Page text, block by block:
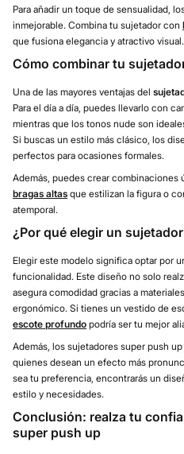
Para añadir un toque de sensualidad,
inmejorable. Combina tu sujetador con
que fusiona elegancia y atractivo visual.
Cómo combinar tu
Una de las mayores ventajas del
Para el día a día, puedes llevarlo con
mientras que los tonos nude son
Si buscas un estilo más clásico, los
perfectos para ocasiones formales.
Además, puedes crear combinaciones
bragas altas que estilizan la figura o
atemporal.
¿Por qué elegir un
Elegir este modelo significa optar por
funcionalidad. Este diseño no solo
asegura comodidad gracias a
ergonómico. Si tienes un vestido de
escote profundo podría ser tu mejor
Además, los sujetadores super push
quienes desean un efecto más
sea tu preferencia, encontrarás un
estilo y necesidades.
Conclusión: realza tu
super push up